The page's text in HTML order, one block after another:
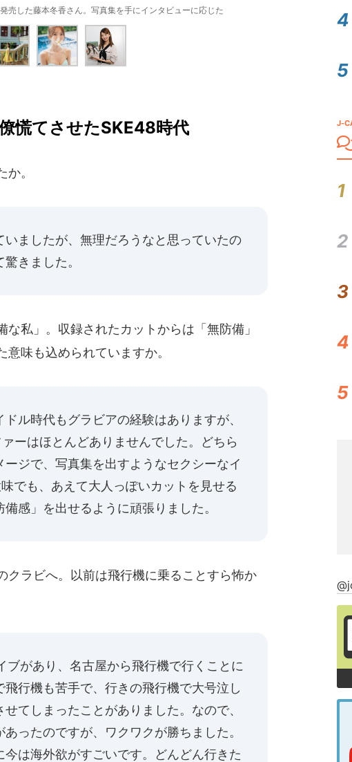
売した藤本冬香さん。写真集を手にインタビューに応じた
慌てさせたSKE48時代
。
ましたが、無理だろうなと思っていたの
きました。
」。収録されたカットからは「無防備」
味も込められていますか。
ル時代もグラビアの経験はありますが、
ーはほとんどありませんでした。どちら
ジで、写真集を出すようなセクシーなイ
でも、あえて大人っぽいカットを見せる
感」を出せるように頑張りました。
ラビへ。以前は飛行機に乗ることすら怖か
があり、名古屋から飛行機で行くことに
行機も苦手で、行きの飛行機で大号泣し
てしまったことがありました。なので、
ったのですが、ワクワクが勝ちました。
は海外欲がすごいです。どんどん行きた
J-